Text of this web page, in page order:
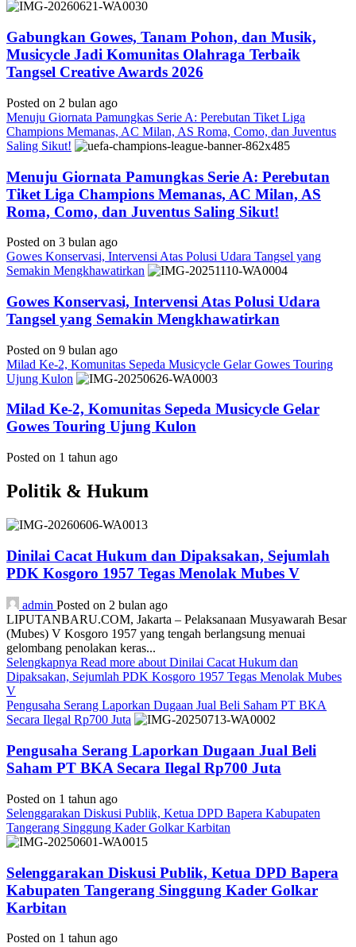
Gabungkan Gowes, Tanam Pohon, dan Musik,
Musicycle Jadi Komunitas Olahraga Terbaik
Tangsel Creative Awards 2026
Posted on 2 bulan ago
Menuju Giornata Pamungkas Serie A: Perebutan Tiket Liga
Champions Memanas, AC Milan, AS Roma, Como, dan Juventus
Saling Sikut!
Menuju Giornata Pamungkas Serie A: Perebutan
Tiket Liga Champions Memanas, AC Milan, AS
Roma, Como, dan Juventus Saling Sikut!
Posted on 3 bulan ago
Gowes Konservasi, Intervensi Atas Polusi Udara Tangsel yang
Semakin Mengkhawatirkan
Gowes Konservasi, Intervensi Atas Polusi Udara
Tangsel yang Semakin Mengkhawatirkan
Posted on 9 bulan ago
Milad Ke-2, Komunitas Sepeda Musicycle Gelar Gowes Touring
Ujung Kulon
Milad Ke-2, Komunitas Sepeda Musicycle Gelar
Gowes Touring Ujung Kulon
Posted on 1 tahun ago
Politik & Hukum
Dinilai Cacat Hukum dan Dipaksakan, Sejumlah
PDK Kosgoro 1957 Tegas Menolak Mubes V
admin Posted on 2 bulan ago
LIPUTANBARU.COM, Jakarta – Pelaksanaan Musyawarah Besar
(Mubes) V Kosgoro 1957 yang tengah berlangsung menuai
gelombang penolakan keras...
Selengkapnya Read more about Dinilai Cacat Hukum dan
Dipaksakan, Sejumlah PDK Kosgoro 1957 Tegas Menolak Mubes
V
Pengusaha Serang Laporkan Dugaan Jual Beli Saham PT BKA
Secara Ilegal Rp700 Juta
Pengusaha Serang Laporkan Dugaan Jual Beli
Saham PT BKA Secara Ilegal Rp700 Juta
Posted on 1 tahun ago
Selenggarakan Diskusi Publik, Ketua DPD Bapera Kabupaten
Tangerang Singgung Kader Golkar Karbitan
Selenggarakan Diskusi Publik, Ketua DPD Bapera
Kabupaten Tangerang Singgung Kader Golkar
Karbitan
Posted on 1 tahun ago